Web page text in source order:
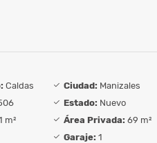
Caldas Ciudad: Manizales
Estado: Nuevo
m² Área Privada: 69 m²
Garaje: 1